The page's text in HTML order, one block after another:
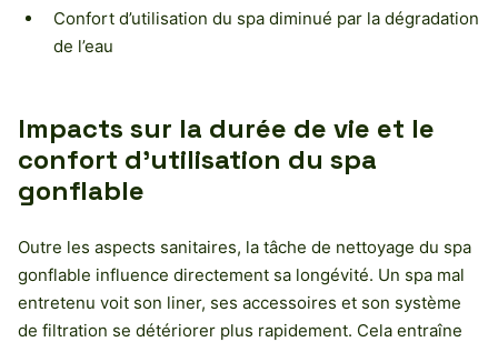
Confort d’utilisation du spa diminué par la dégradation
de l’eau
Impacts sur la durée de vie et le
confort d’utilisation du spa
gonflable
Outre les aspects sanitaires, la tâche de nettoyage du spa
gonflable influence directement sa longévité. Un spa mal
entretenu voit son liner, ses accessoires et son système
de filtration se détériorer plus rapidement. Cela entraîne